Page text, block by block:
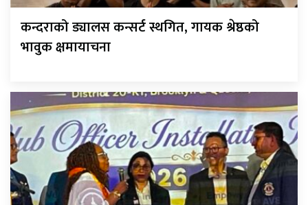
कन्दराको ड्यालस कन्सर्ट स्थगित, गायक श्रेष्ठको
भावुक क्षमायाचना